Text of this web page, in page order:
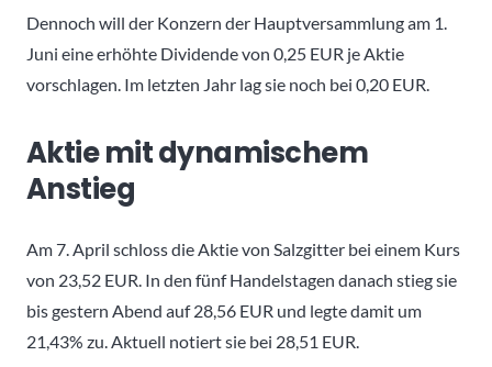
Dennoch will der Konzern der Hauptversammlung am 1.
Juni eine erhöhte Dividende von 0,25 EUR je Aktie
vorschlagen. Im letzten Jahr lag sie noch bei 0,20 EUR.
Aktie mit dynamischem
Anstieg
Am 7. April schloss die Aktie von Salzgitter bei einem Kurs
von 23,52 EUR. In den fünf Handelstagen danach stieg sie
bis gestern Abend auf 28,56 EUR und legte damit um
21,43% zu. Aktuell notiert sie bei 28,51 EUR.